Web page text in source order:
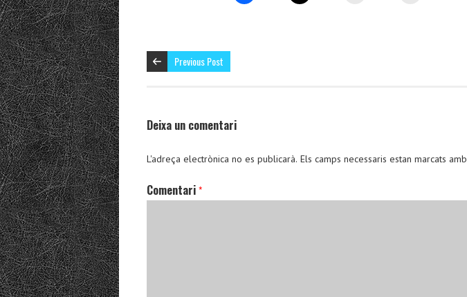
Previous Post
Deixa un comentari
L'adreça electrònica no es publicarà. Els camps necessaris estan marcats amb
Comentari *